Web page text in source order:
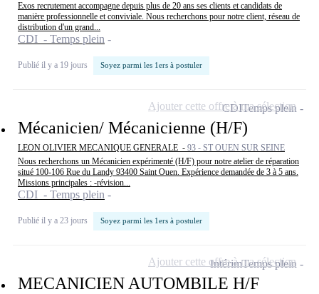
Exos recrutement accompagne depuis plus de 20 ans ses clients et candidats de
manière professionnelle et conviviale. Nous recherchons pour notre client, réseau de
distribution d'un grand...
CDI - Temps plein
Publié il y a 19 jours Soyez parmi les 1ers à postuler
Mécanicien/ Mécanicienne (H/F)
LEON OLIVIER MECANIQUE GENERALE - 93 - ST OUEN SUR SEINE
Nous recherchons un Mécanicien expérimenté (H/F) pour notre atelier de réparation
situé 100-106 Rue du Landy 93400 Saint Ouen. Expérience demandée de 3 à 5 ans.
Missions principales : -révision...
CDI - Temps plein
Publié il y a 23 jours Soyez parmi les 1ers à postuler
CDITemps plein
Ajouter cette offre à ma sélection
MECANICIEN AUTOMBILE H/F
IntérimTemps plein
Ajouter cette offre à ma sélection